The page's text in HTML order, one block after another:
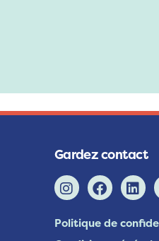
Gardez contact
Politique de